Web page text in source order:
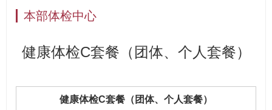
本部体检中心
健康体检C套餐（团体、个人套餐）
健康体检C套餐（团体、个人套餐）